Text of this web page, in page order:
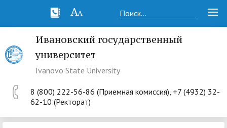
Ивановский государственный
университет
Ivanovo State University
8 (800) 222-56-86 (Приемная комиссия), +7 (4932) 32-
62-10 (Ректорат)